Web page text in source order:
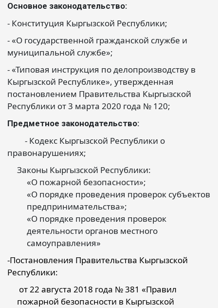
Основное законодательство:
- Конституция Кыргызской Республики;
- «О государственной гражданской службе и
муниципальной службе»;
- «Типовая инструкция по делопроизводству в
Кыргызской Республике», утвержденная
постановлением Правительства Кыргызской
Республики от 3 марта 2020 года № 120;
Предметное законодательство:
- Кодекс Кыргызской Республики о
правонарушениях;
Законы Кыргызской Республики:
«О пожарной безопасности»;
«О порядке проведения проверок субъектов
предпринимательства»;
«О порядке проведения проверок
деятельности органов местного
самоуправления»
-Постановления Правительства Кыргызской
Республики:
от 22 августа 2018 года № 381 «Правил
пожарной безопасности в Кыргызской